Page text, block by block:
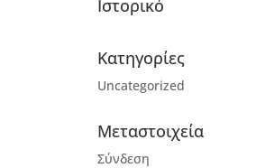
Ιστορικό
Kατηγορίες
Uncategorized
Μεταστοιχεία
Σύνδεση